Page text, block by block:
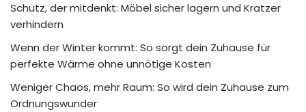
Schutz, der mitdenkt: Möbel sicher lagern und Kratzer
verhindern
Wenn der Winter kommt: So sorgt dein Zuhause für
perfekte Wärme ohne unnötige Kosten
Weniger Chaos, mehr Raum: So wird dein Zuhause zum
Ordnungswunder